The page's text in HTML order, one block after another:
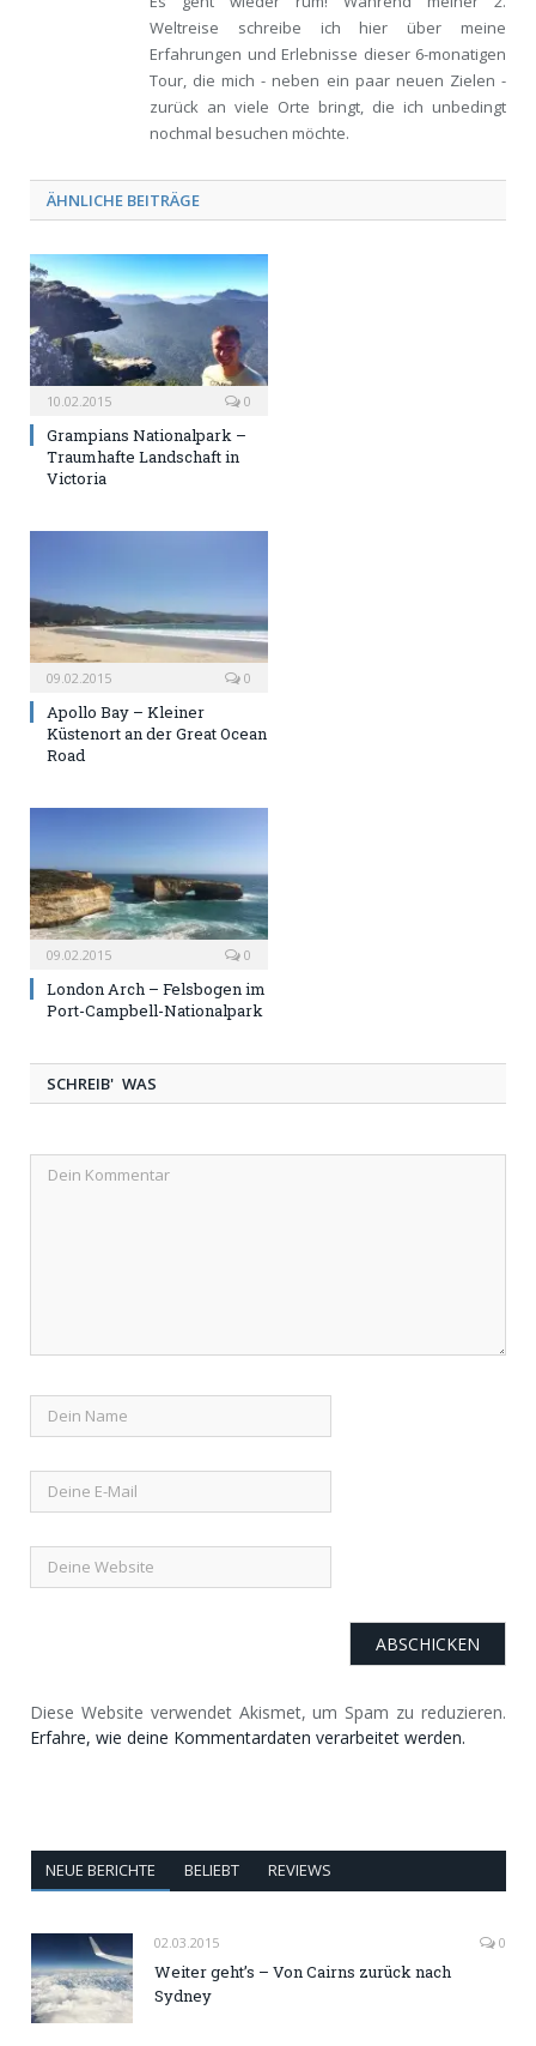
Weltreise schreibe ich hier über meine
Erfahrungen und Erlebnisse dieser 6-monatigen
Tour, die mich - neben ein paar neuen Zielen -
zurück an viele Orte bringt, die ich unbedingt
nochmal besuchen möchte.
ÄHNLICHE BEITRÄGE
10.02.2015 0
Grampians Nationalpark –
Traumhafte Landschaft in
Victoria
09.02.2015 0
Apollo Bay – Kleiner
Küstenort an der Great Ocean
Road
09.02.2015 0
London Arch – Felsbogen im
Port-Campbell-Nationalpark
SCHREIB' WAS
Diese Website verwendet Akismet, um Spam zu reduzieren.
Erfahre, wie deine Kommentardaten verarbeitet werden.
NEUE BERICHTE BELIEBT REVIEWS
02.03.2015 0
Weiter geht’s – Von Cairns zurück nach
Sydney